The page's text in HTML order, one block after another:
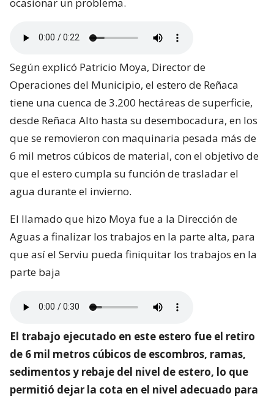
Según explicó Patricio Moya, Director de
Operaciones del Municipio, el estero de Reñaca
tiene una cuenca de 3.200 hectáreas de superficie,
desde Reñaca Alto hasta su desembocadura, en los
que se removieron con maquinaria pesada más de
6 mil metros cúbicos de material, con el objetivo de
que el estero cumpla su función de trasladar el
agua durante el invierno.
El llamado que hizo Moya fue a la Dirección de
Aguas a finalizar los trabajos en la parte alta, para
que así el Serviu pueda finiquitar los trabajos en la
parte baja
El trabajo ejecutado en este estero fue el retiro
de 6 mil metros cúbicos de escombros, ramas,
sedimentos y rebaje del nivel de estero, lo que
permitió dejar la cota en el nivel adecuado para